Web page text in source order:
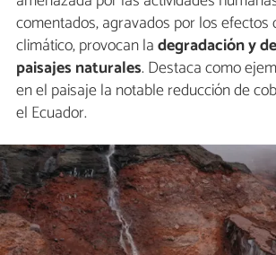
comentados, agravados por los efectos
climático, provocan ladegradación y
paisajes naturales. Destaca como
en el paisaje la notable reducción de
el Ecuador.